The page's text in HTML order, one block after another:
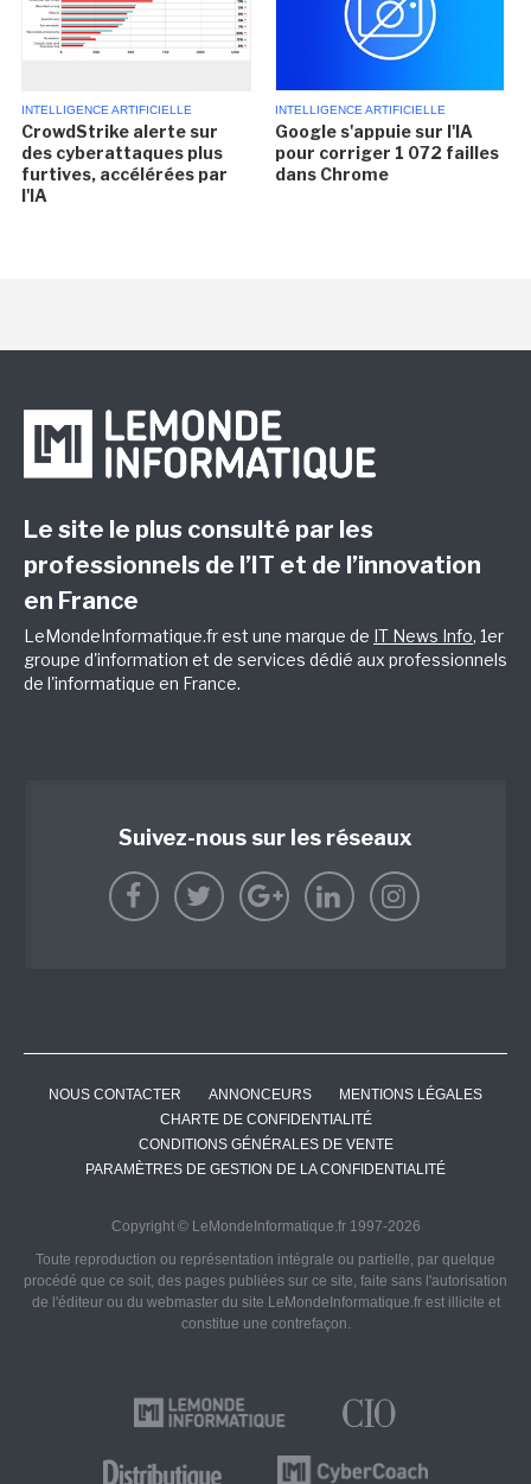
INTELLIGENCE ARTIFICIELLE
CrowdStrike alerte sur
des cyberattaques plus
furtives, accélérées par
l'IA
INTELLIGENCE ARTIFICIELLE
Google s'appuie sur l'IA
pour corriger 1 072 failles
dans Chrome
Le site le plus consulté par les
professionnels de l’IT et de l’innovation
en France
LeMondeInformatique.fr est une marque de IT News Info, 1er
groupe d'information et de services dédié aux professionnels
de l'informatique en France.
Suivez-nous sur les réseaux
NOUS CONTACTER ANNONCEURS
MENTIONS LÉGALES
CHARTE DE CONFIDENTIALITÉ
CONDITIONS GÉNÉRALES DE VENTE
PARAMÈTRES DE GESTION DE LA CONFIDENTIALITÉ
Copyright © LeMondeInformatique.fr 1997-2026
Toute reproduction ou représentation intégrale ou partielle, par quelque
procédé que ce soit, des pages publiées sur ce site, faite sans l'autorisation
de l'éditeur ou du webmaster du site LeMondeInformatique.fr est illicite et
constitue une contrefaçon.